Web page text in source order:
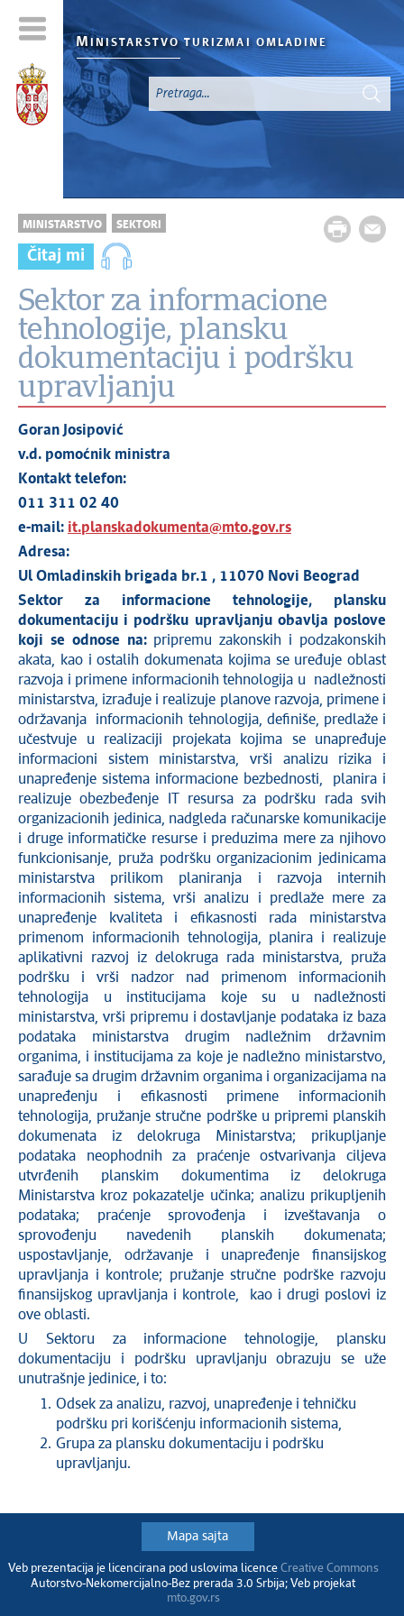
M INISTARSTVO TURIZMA I OMLADINE
MINISTARSTVO SEKTORI
Čitaj mi
Sektor za informacione
tehnologije, plansku
dokumentaciju i podršku
upravljanju
Goran Josipović
v.d. pomoćnik ministra
Kontakt telefon:
011 311 02 40
e-mail: it.planskadokumenta@mto.gov.rs
Adresa:
Ul Omladinskih brigada br.1 , 11070 Novi Beograd
Sektor za informacione tehnologije, plansku
dokumentaciju i podršku upravljanju obavlja poslove
koji se odnose na: pripremu zakonskih i podzakonskih
akata, kao i ostalih dokumenata kojima se uređuje oblast
razvoja i primene informacionih tehnologija u nadležnosti
ministarstva, izrađuje i realizuje planove razvoja, primene i
održavanja informacionih tehnologija, definiše, predlaže i
učestvuje u realizaciji projekata kojima se unapređuje
informacioni sistem ministarstva, vrši analizu rizika i
unapređenje sistema informacione bezbednosti, planira i
realizuje obezbeđenje IT resursa za podršku rada svih
organizacionih jedinica, nadgleda računarske komunikacije
i druge informatičke resurse i preduzima mere za njihovo
funkcionisanje, pruža podršku organizacionim jedinicama
ministarstva prilikom planiranja i razvoja internih
informacionih sistema, vrši analizu i predlaže mere za
unapređenje kvaliteta i efikasnosti rada ministarstva
primenom informacionih tehnologija, planira i realizuje
aplikativni razvoj iz delokruga rada ministarstva, pruža
podršku i vrši nadzor nad primenom informacionih
tehnologija u institucijama koje su u nadležnosti
ministarstva, vrši pripremu i dostavljanje podataka iz baza
podataka ministarstva drugim nadležnim državnim
organima, i institucijama za koje je nadležno ministarstvo,
sarađuje sa drugim državnim organima i organizacijama na
unapređenju i efikasnosti primene informacionih
tehnologija, pružanje stručne podrške u pripremi planskih
dokumenata iz delokruga Ministarstva; prikupljanje
podataka neophodnih za praćenje ostvarivanja ciljeva
utvrđenih planskim dokumentima iz delokruga
Ministarstva kroz pokazatelje učinka; analizu prikupljenih
podataka; praćenje sprovođenja i izveštavanja o
sprovođenju navedenih planskih dokumenata;
uspostavljanje, održavanje i unapređenje finansijskog
upravljanja i kontrole; pružanje stručne podrške razvoju
finansijskog upravljanja i kontrole, kao i drugi poslovi iz
ove oblasti.
U Sektoru za informacione tehnologije, plansku
dokumentaciju i podršku upravljanju obrazuju se uže
unutrašnje jedinice, i to:
Odsek za analizu, razvoj, unapređenje i tehničku
podršku pri korišćenju informacionih sistema,
Grupa za plansku dokumentaciju i podršku
upravljanju.
Mapa sajta
Veb prezentacija je licencirana pod uslovima licence Creative Commons
Autorstvo-Nekomercijalno-Bez prerada 3.0 Srbija; Veb projekat
mto.gov.rs